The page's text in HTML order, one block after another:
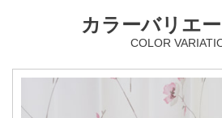
カラーバリエ
COLOR